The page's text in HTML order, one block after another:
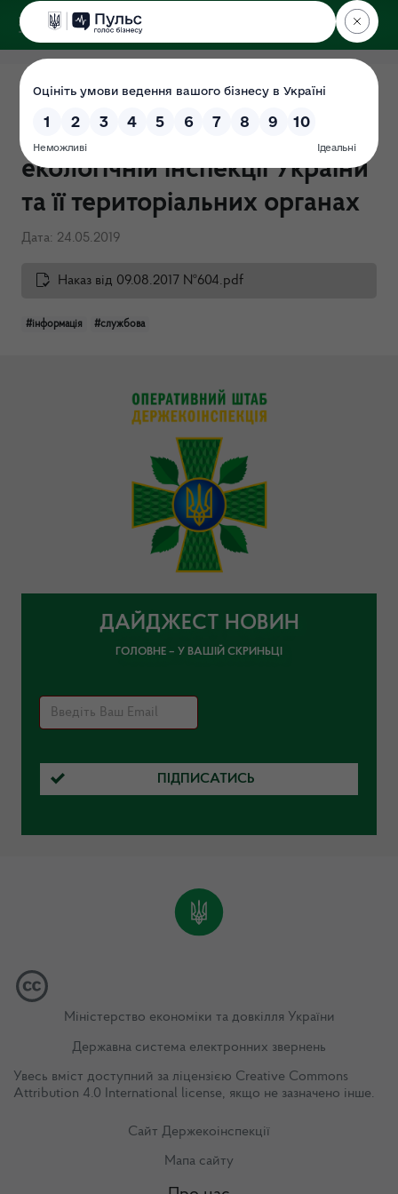
ДЕРЖЕКОІНСПЕКЦІЯ
Столичного округу
Перелік службової
інформації в Державній
екологічній інспекції України
та її територіальних органах
Дата: 24.05.2019
Наказ від 09.08.2017 №604.pdf
#інформація #службова
ДАЙДЖЕСТ НОВИН
ГОЛОВНЕ – У ВАШІЙ СКРИНЬЦІ
ПІДПИСАТИСЬ
Міністерство економіки та довкілля України
Державна система електронних звернень
Увесь вміст доступний за ліцензією Creative Commons
Attribution 4.0 International license, якщо не зазначено інше.
Сайт Держекоінспекції
Мапа сайту